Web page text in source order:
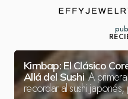
Kimbap: El Clásico
Allá del Sushi A
recordar al sushi